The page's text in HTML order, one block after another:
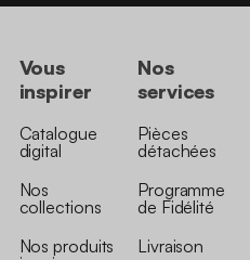
Vous
inspirer
Catalogue
digital
Nos
collections
Nos produits
Nos
services
Pièces
détachées
Programme
de Fidélité
Livraison